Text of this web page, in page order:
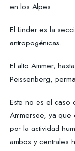
en los Alpes.
El Linder es la
antropogénicas.
El alto Ammer,
Peissenberg,
Este no es el caso
Ammersee, ya que
por la actividad
ambos y centrales